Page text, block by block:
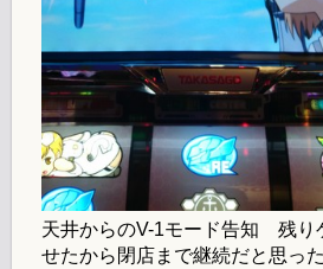
天井からのV-1モード告知 残り
せたから閉店まで継続だと思っ